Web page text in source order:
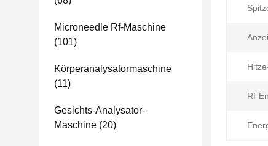
Microneedle Rf-Maschine
(101)
Körperanalysatormaschine
(11)
Gesichts-Analysator-
Maschine (20)
Rf-